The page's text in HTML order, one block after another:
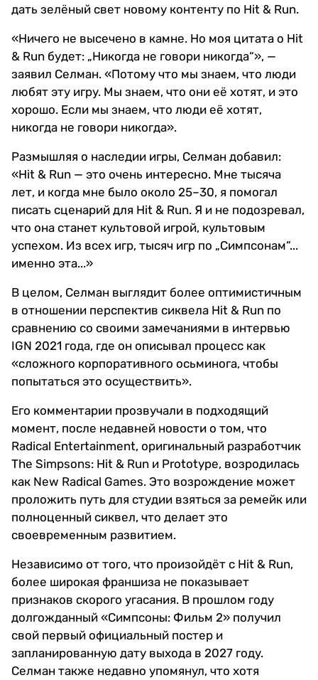
дать зелёный свет новому контенту по Hit & Run.
«Ничего не высечено в камне. Но моя цитата о Hit
& Run будет: „Никогда не говори никогда“», —
заявил Селман. «Потому что мы знаем, что люди
любят эту игру. Мы знаем, что они её хотят, и это
хорошо. Если мы знаем, что люди её хотят,
никогда не говори никогда».
Размышляя о наследии игры, Селман добавил:
«Hit & Run — это очень интересно. Мне тысяча
лет, и когда мне было около 25–30, я помогал
писать сценарий для Hit & Run. Я и не подозревал,
что она станет культовой игрой, культовым
успехом. Из всех игр, тысяч игр по „Симпсонам“...
именно эта...»
В целом, Селман выглядит более оптимистичным
в отношении перспектив сиквела Hit & Run по
сравнению со своими замечаниями в интервью
IGN 2021 года, где он описывал процесс как
«сложного корпоративного осьминога, чтобы
попытаться это осуществить».
Его комментарии прозвучали в подходящий
момент, после недавней новости о том, что
Radical Entertainment, оригинальный разработчик
The Simpsons: Hit & Run и Prototype, возродилась
как New Radical Games. Это возрождение может
проложить путь для студии взяться за ремейк или
полноценный сиквел, что делает это
своевременным развитием.
Независимо от того, что произойдёт с Hit & Run,
более широкая франшиза не показывает
признаков скорого угасания. В прошлом году
долгожданный «Симпсоны: Фильм 2» получил
свой первый официальный постер и
запланированную дату выхода в 2027 году.
Селман также недавно упомянул, что хотя